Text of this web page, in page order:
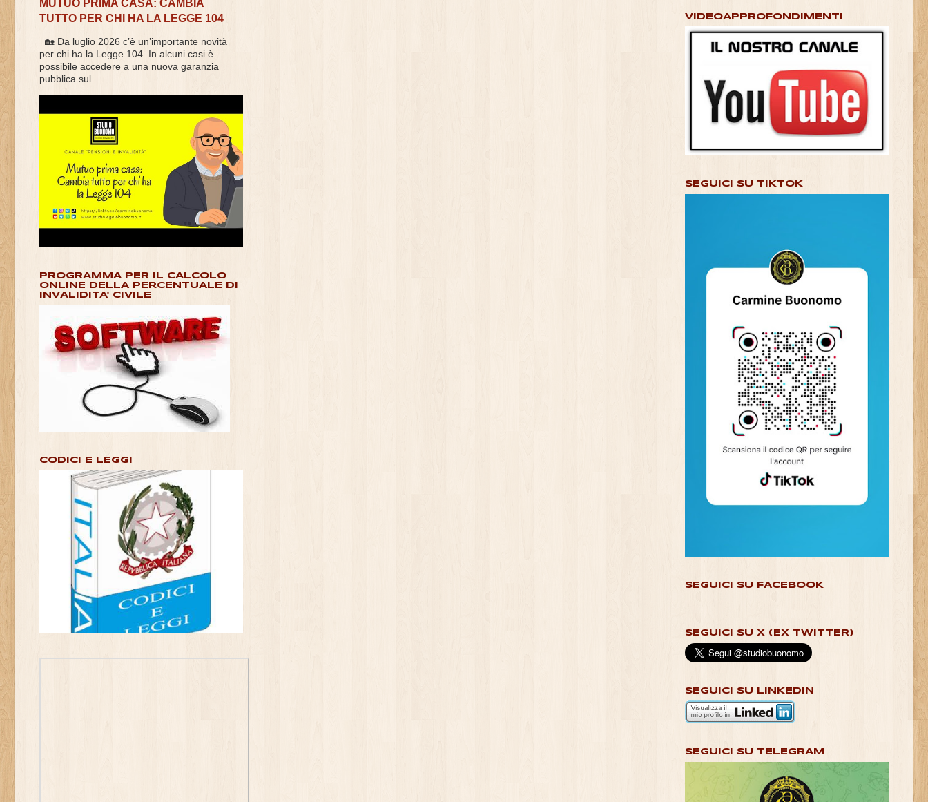
MUTUO PRIMA CASA: CAMBIA
TUTTO PER CHI HA LA LEGGE 104
🏡 Da luglio 2026 c’è un’importante novità
per chi ha la Legge 104. In alcuni casi è
possibile accedere a una nuova garanzia
pubblica sul ...
PROGRAMMA PER IL CALCOLO
ONLINE DELLA PERCENTUALE DI
INVALIDITA' CIVILE
CODICI E LEGGI
VIDEOAPPROFONDIMENTI
SEGUICI SU TIKTOK
SEGUICI SU FACEBOOK
SEGUICI SU X (EX TWITTER)
SEGUICI SU LINKEDIN
SEGUICI SU TELEGRAM